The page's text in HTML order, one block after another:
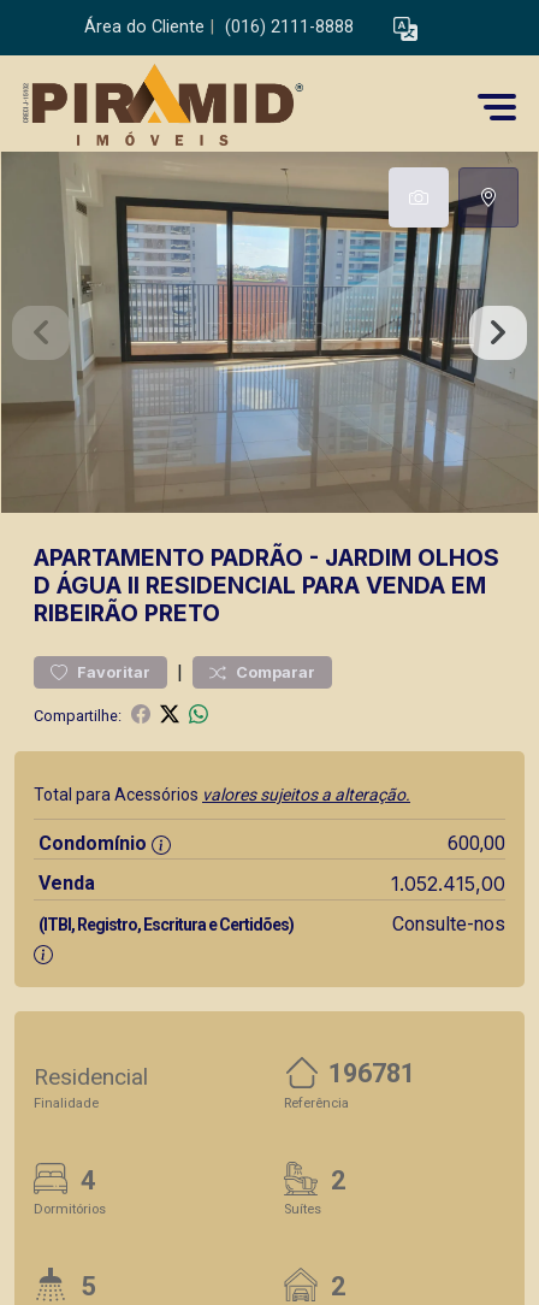
Área do Cliente (016) 2111-8888
APARTAMENTO PADRÃO - JARDIM OLHOS
D ÁGUA II RESIDENCIAL PARA VENDA EM
RIBEIRÃO PRETO
Favoritar | Comparar
Compartilhe:
Total para Acessórios valores sujeitos a alteração.
Condomínio
600,00
Venda
1.052.415,00
(ITBI, Registro, Escritura e Certidões) Consulte-nos
Residencial
Finalidade
196781
Referência
4
Dormitórios
2
Suítes
5 2